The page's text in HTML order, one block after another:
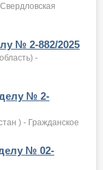
№ 2-882/2025
-
делу № 2-
) - Гражданское
делу № 02-